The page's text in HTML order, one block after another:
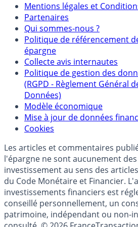
Mentions légales et
Partenaires
Qui sommes-nous ?
Politique de référencement
épargne
Collecte avis internautes
Politique de gestion des
(RGPD - Règlement Général
Données)
Modèle économique
Mise à jour de données
Cookies
Les articles et commentaires
l'épargne ne sont aucunement
investissement au sens des
du Code Monétaire et Financier.
investissements financiers est
conseillé personnellement, un
patrimoine, indépendant ou non-